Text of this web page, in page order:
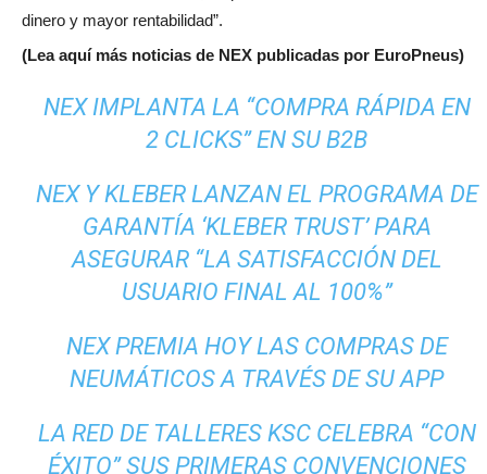
dinero y mayor rentabilidad”.
(Lea aquí más noticias de NEX publicadas por EuroPneus)
NEX IMPLANTA LA “COMPRA RÁPIDA EN
2 CLICKS” EN SU B2B
NEX Y KLEBER LANZAN EL PROGRAMA DE
GARANTÍA ‘KLEBER TRUST’ PARA
ASEGURAR “LA SATISFACCIÓN DEL
USUARIO FINAL AL 100%”
NEX PREMIA HOY LAS COMPRAS DE
NEUMÁTICOS A TRAVÉS DE SU APP
LA RED DE TALLERES KSC CELEBRA “CON
ÉXITO” SUS PRIMERAS CONVENCIONES